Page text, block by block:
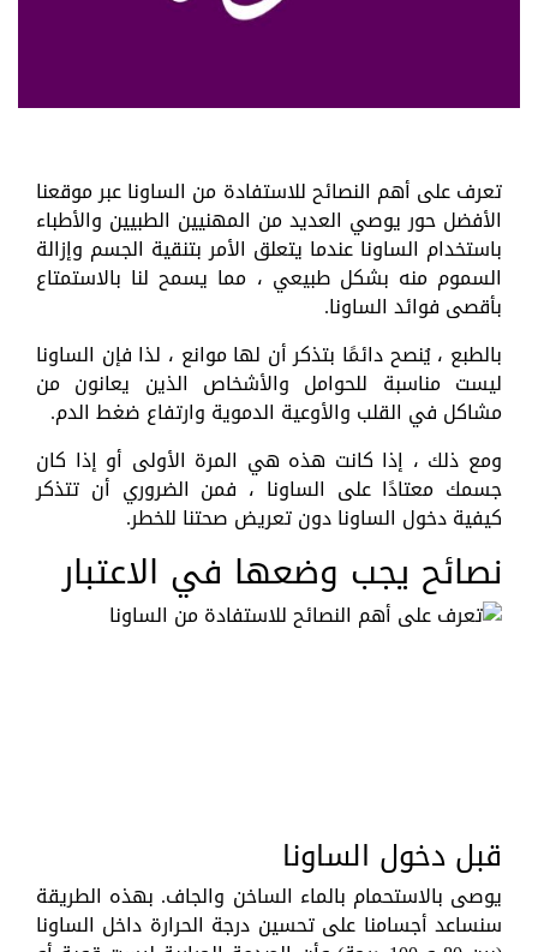
تعرف على أهم النصائح للاستفادة من الساونا عبر موقعنا
الأفضل حور يوصي العديد من المهنيين الطبيين والأطباء
باستخدام الساونا عندما يتعلق الأمر بتنقية الجسم وإزالة
السموم منه بشكل طبيعي ، مما يسمح لنا بالاستمتاع
بأقصى فوائد الساونا.
بالطبع ، يُنصح دائمًا بتذكر أن لها موانع ، لذا فإن الساونا
ليست مناسبة للحوامل والأشخاص الذين يعانون من
مشاكل في القلب والأوعية الدموية وارتفاع ضغط الدم.
ومع ذلك ، إذا كانت هذه هي المرة الأولى أو إذا كان
جسمك معتادًا على الساونا ، فمن الضروري أن تتذكر
كيفية دخول الساونا دون تعريض صحتنا للخطر.
نصائح يجب وضعها في الاعتبار
قبل دخول الساونا
يوصى بالاستحمام بالماء الساخن والجاف. بهذه الطريقة
سنساعد أجسامنا على تحسين درجة الحرارة داخل الساونا